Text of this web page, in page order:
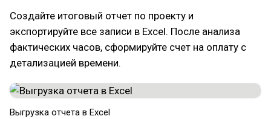
Создайте итоговый отчет по проекту и
экспортируйте все записи в Excel. После анализа
фактических часов, сформируйте счет на оплату с
детализацией времени.
Выгрузка отчета в Excel